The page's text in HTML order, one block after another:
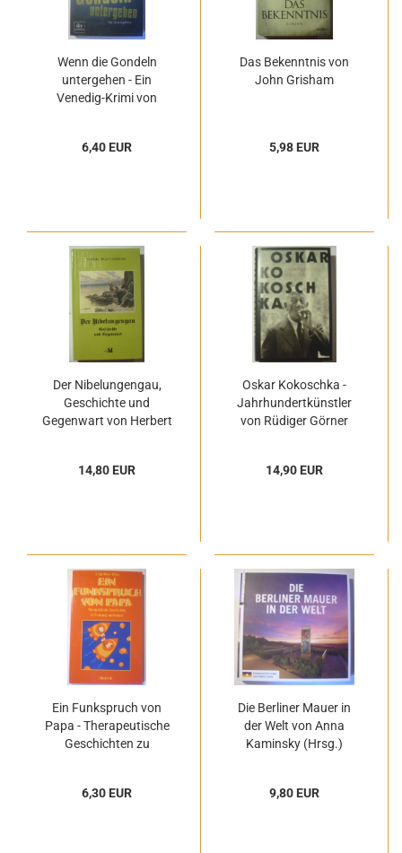
Wenn die Gondeln
untergehen - Ein
Venedig-Krimi von
6,40 EUR
Das Bekenntnis von
John Grisham
5,98 EUR
Der Nibelungengau,
Geschichte und
Gegenwart von Herbert
14,80 EUR
Oskar Kokoschka -
Jahrhundertkünstler
von Rüdiger Görner
14,90 EUR
Ein Funkspruch von
Papa - Therapeutische
Geschichten zu
6,30 EUR
Die Berliner Mauer in
der Welt von Anna
Kaminsky (Hrsg.)
9,80 EUR